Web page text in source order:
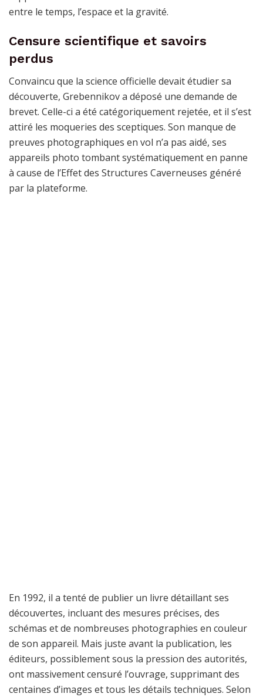
entre le temps, l’espace et la gravité.
Censure scientifique et savoirs
perdus
Convaincu que la science officielle devait étudier sa
découverte, Grebennikov a déposé une demande de
brevet. Celle-ci a été catégoriquement rejetée, et il s’est
attiré les moqueries des sceptiques. Son manque de
preuves photographiques en vol n’a pas aidé, ses
appareils photo tombant systématiquement en panne
à cause de l’Effet des Structures Caverneuses généré
par la plateforme.
En 1992, il a tenté de publier un livre détaillant ses
découvertes, incluant des mesures précises, des
schémas et de nombreuses photographies en couleur
de son appareil. Mais juste avant la publication, les
éditeurs, possiblement sous la pression des autorités,
ont massivement censuré l’ouvrage, supprimant des
centaines d’images et tous les détails techniques. Selon